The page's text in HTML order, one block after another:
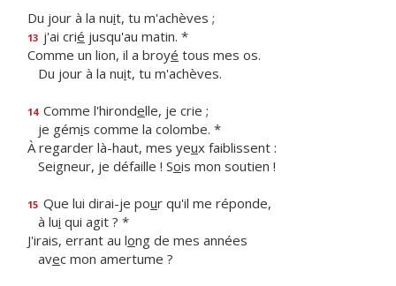
Du jour à la nuit, tu m'achèves ;
13 j'ai crié jusqu'au matin. *
Comme un lion, il a broyé tous mes os.
Du jour à la nuit, tu m'achèves.
14 Comme l'hirondelle, je crie ;
je gémis comme la colombe. *
À regarder là-haut, mes yeux faiblissent :
Seigneur, je défaille ! Sois mon soutien !
15 Que lui dirai-je pour qu'il me réponde,
à lui qui agit ? *
J'irais, errant au long de mes années
avec mon amertume ?